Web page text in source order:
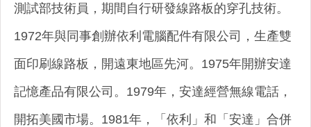
測試部技術員，期間自行研發線路板的穿孔技術。
1972年與同事創辦依利電腦配件有限公司，生產雙
面印刷線路板，開遠東地區先河。1975年開辦安達
記憶產品有限公司。1979年，安達經營無線電話，
開拓美國市場。1981年，「依利」和「安達」合併